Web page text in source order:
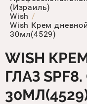
(Израиль)
Wish
Wish Крем
30мл(4529)
WISH
ГЛАЗ